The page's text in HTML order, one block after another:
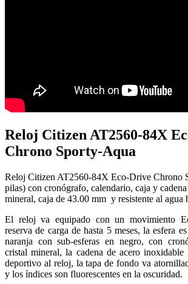
Reloj Citizen AT2560-84X
Chrono Sporty-Aqua
Reloj Citizen AT2560-84X Eco-Drive Chrono
pilas) con cronógrafo, calendario, caja y
mineral, caja de 43.00 mm y resistente al agua
El reloj va equipado con un movimiento
reserva de carga de hasta 5 meses, la esfera
naranja con sub-esferas en negro, con
cristal mineral, la cadena de acero
deportivo al reloj, la tapa de fondo va
y los índices son fluorescentes en la oscuridad.